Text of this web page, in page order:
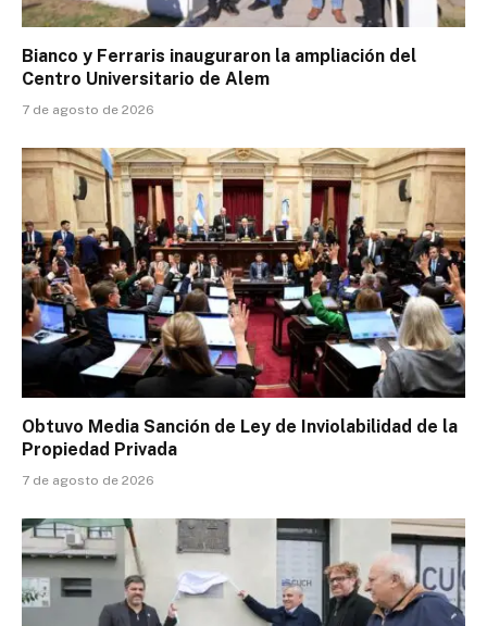
Bianco y Ferraris inauguraron la ampliación del
Centro Universitario de Alem
7 de agosto de 2026
Obtuvo Media Sanción de Ley de Inviolabilidad de la
Propiedad Privada
7 de agosto de 2026